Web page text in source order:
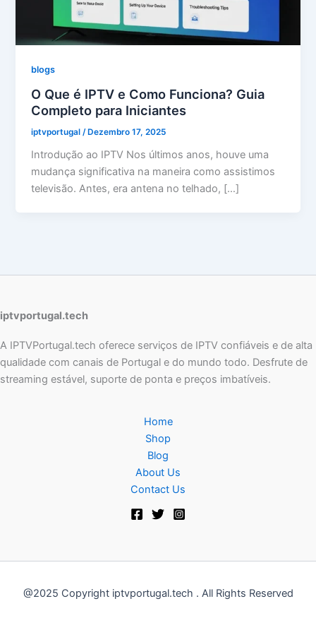
blogs
O Que é IPTV e Como Funciona? Guia
Completo para Iniciantes
iptvportugal /Dezembro 17, 2025
Introdução ao IPTV Nos últimos anos, houve uma
mudança significativa na maneira como assistimos
televisão. Antes, era antena no telhado, […]
iptvportugal.tech
A IPTVPortugal.tech oferece serviços de IPTV confiáveis e de alta
qualidade com canais de Portugal e do mundo todo. Desfrute de
streaming estável, suporte de ponta e preços imbatíveis.
Home
Shop
Blog
About Us
Contact Us
@2025 Copyright iptvportugal.tech . All Rights Reserved